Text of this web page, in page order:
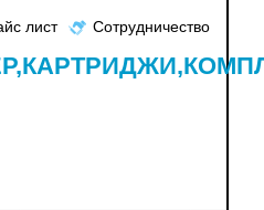
лист Сотрудничество
КАРТРИДЖИ,